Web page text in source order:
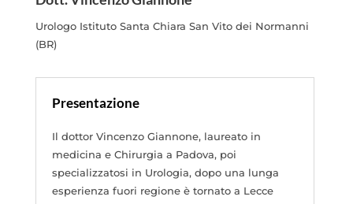
Urologo Istituto Santa Chiara San Vito dei Normanni
(BR)
Presentazione
Il dottor Vincenzo Giannone, laureato in
medicina e Chirurgia a Padova, poi
specializzatosi in Urologia, dopo una lunga
esperienza fuori regione è tornato a Lecce